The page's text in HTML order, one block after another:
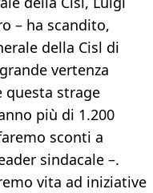
– ha scandito,
della Cisl di
vertenza
questa strage
più di 1.200
sconti a
sindacale –.
vita ad iniziative